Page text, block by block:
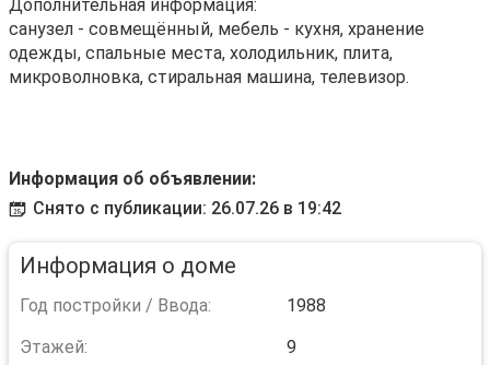
Дополнительная информация:
санузел - совмещённый, мебель - кухня, хранение
одежды, спальные места, холодильник, плита,
микроволновка, стиральная машина, телевизор.
Информация об объявлении:
Снято с публикации: 26.07.26 в 19:42
Информация о доме
Год постройки / Ввода:
1988
Этажей:
9